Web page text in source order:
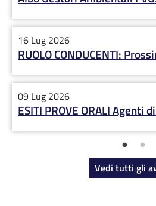
16 Lug 2026
09 Lug 2026
Vedi tutti gli